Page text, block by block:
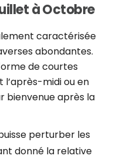
à Octobre
caractérisée
abondantes.
de courtes
midi ou en
bienvenue après la
perturber les
donné la relative